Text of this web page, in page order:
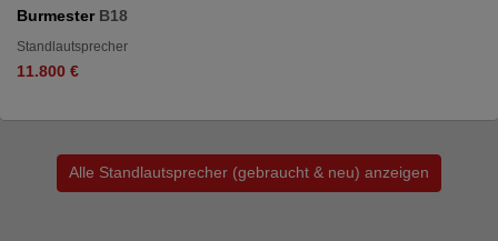
Burmester B18
Standlautsprecher
11.800 €
Alle Standlautsprecher (gebraucht & neu) anzeigen